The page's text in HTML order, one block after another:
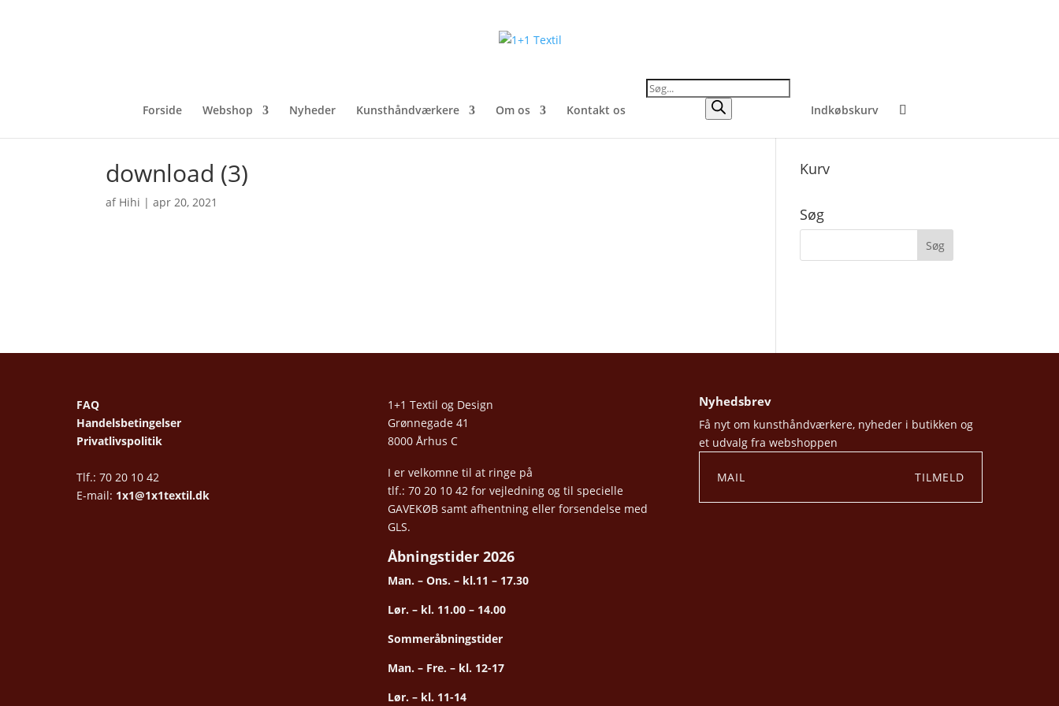
Forside Webshop Nyheder Kunsthåndværkere Om os Kontakt os
Products
search
Indkøbskurv
download (3)
af Hihi |apr 20, 2021
Kurv
Søg
FAQ
Handelsbetingelser
Privatlivspolitik
Tlf.: 70 20 10 42
E-mail: 1x1@1x1textil.dk
1+1 Textil og Design
Grønnegade 41
8000 Århus C
I er velkomne til at ringe på
tlf.: 70 20 10 42 for vejledning og til specielle
GAVEKØB samt afhentning eller forsendelse med
GLS.
Åbningstider 2026
Man. – Ons. – kl.11 – 17.30
Lør. – kl. 11.00 – 14.00
Sommeråbningstider
Man. – Fre. – kl. 12-17
Lør. – kl. 11-14
Nyhedsbrev
Få nyt om kunsthåndværkere, nyheder i butikken og
et udvalg fra webshoppen
TILMELD